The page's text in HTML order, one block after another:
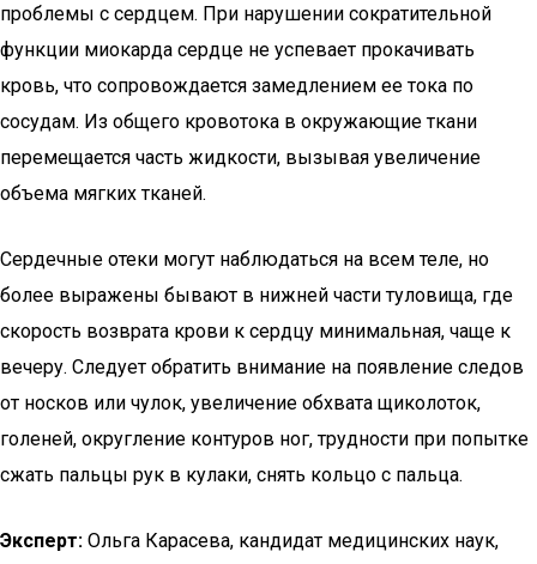
проблемы с сердцем. При нарушении сократительной
функции миокарда сердце не успевает прокачивать
кровь, что сопровождается замедлением ее тока по
сосудам. Из общего кровотока в окружающие ткани
перемещается часть жидкости, вызывая увеличение
объема мягких тканей.
Сердечные отеки могут наблюдаться на всем теле, но
более выражены бывают в нижней части туловища, где
скорость возврата крови к сердцу минимальная, чаще к
вечеру. Следует обратить внимание на появление следов
от носков или чулок, увеличение обхвата щиколоток,
голеней, округление контуров ног, трудности при попытке
сжать пальцы рук в кулаки, снять кольцо с пальца.
Эксперт: Ольга Карасева, кандидат медицинских наук,